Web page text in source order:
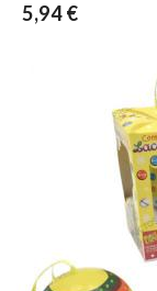
5,94 €